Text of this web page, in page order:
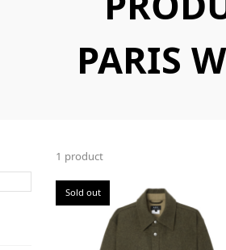
PARIS
1 product
Sold out